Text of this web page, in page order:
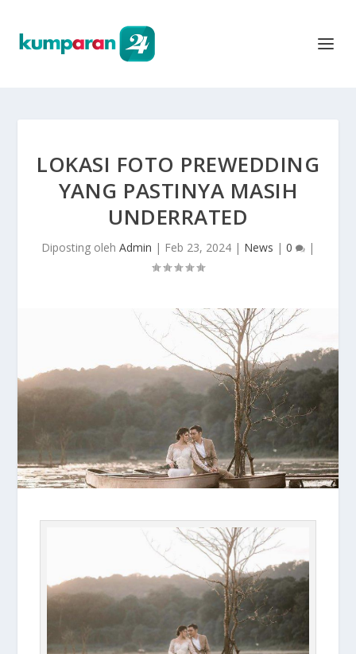
LOKASI FOTO PREWEDDING
YANG PASTINYA MASIH
UNDERRATED
Diposting oleh Admin | Feb 23, 2024 | News | 0 |